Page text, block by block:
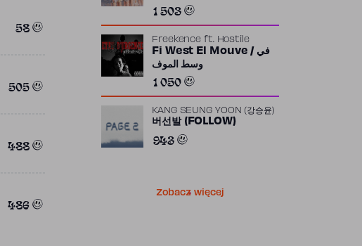
58
505
488
486
1 503
Freekence ft. Hostile
Fi West El Mouve / في
وسط الموف
1 050
KANG SEUNG YOON (강승윤)
버선발 (FOLLOW)
943
Zobacz więcej